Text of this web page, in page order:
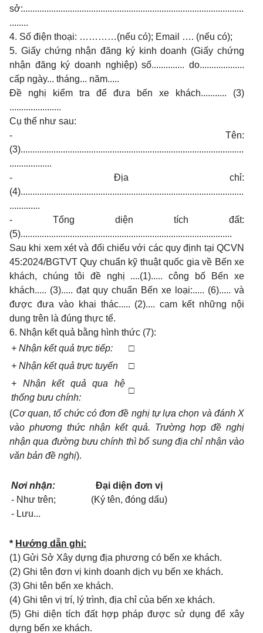
sở:..............................................................................................
........
4. Số điện thoại: …………(nếu có); Email …. (nếu có);
5. Giấy chứng nhận đăng ký kinh doanh (Giấy chứng
nhận đăng ký doanh nghiệp) số.............. do...................
cấp ngày... tháng... năm.....
Đề nghị kiểm tra để đưa bến xe khách........... (3)
......................
Cụ thể như sau:
- Tên:
(3)...............................................................................................
..................
- Địa chỉ:
(4)...............................................................................................
.............
- Tổng diện tích đất:
(5)..........................................................................................
Sau khi xem xét và đối chiếu với các quy định tại QCVN
45:2024/BGTVT Quy chuẩn kỹ thuật quốc gia về Bến xe
khách, chúng tôi đề nghị ....(1)..... công bố Bến xe
khách..... (3)..... đạt quy chuẩn Bến xe loại:..... (6)..... và
được đưa vào khai thác..... (2).... cam kết những nội
dung trên là đúng thực tế.
6. Nhận kết quả bằng hình thức (7):
+ Nhận kết quả trực tiếp:
□
+ Nhận kết quả trực tuyến
□
+ Nhận kết quả qua hệ
thống bưu chính:
□
(Cơ quan, tổ chức có đơn đề nghị tự lựa chọn và đánh X
vào phương thức nhận kết quả. Trường hợp đề nghị
nhận qua đường bưu chính thì bổ sung địa chỉ nhận vào
văn bản đề nghị).
Nơi nhận:
- Như trên;
- Lưu...
Đại diện đơn vị
(Ký tên, đóng dấu)
* Hướng dẫn ghi:
(1) Gửi Sở Xây dựng địa phương có bến xe khách.
(2) Ghi tên đơn vị kinh doanh dịch vụ bến xe khách.
(3) Ghi tên bến xe khách.
(4) Ghi tên vị trí, lý trình, địa chỉ của bến xe khách.
(5) Ghi diện tích đất hợp pháp được sử dụng để xây
dựng bến xe khách.